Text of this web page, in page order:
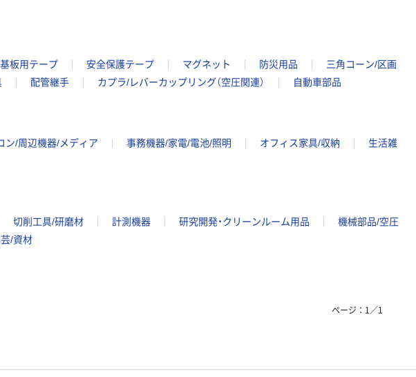
板用テープ 安全保護テープ マグネット 防災用品
三角コーン/区画
配管継手 カプラ/レバーカップリング（空圧関連） 自動車部品
ン/周辺機器/メディア 事務機器/家電/電池/照明 オフィス家具/収納
生活雑
切削工具/研磨材 計測機器 研究開発・クリーンルーム用品
機械部品/空圧
/資材
ページ： 1 ／1